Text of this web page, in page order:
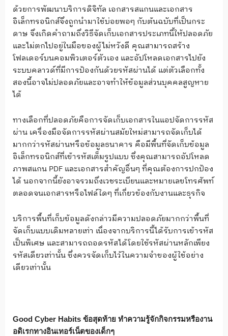
ด้วยการพัฒนาบริการดิจิทัล เอกสารสแกนและเอกสาร
อิเล็กทรอนิกส์จึงถูกนำมาใช้บ่อยพอๆ กับต้นฉบับที่เป็นกระ
ดาษ จึงเกิดคำถามถึงวิธีจัดเก็บเอกสารประเภทนี้ให้ปลอดภัย
และไม่ตกไปอยู่ในมือของผู้ไม่หวังดี คุณสามารถสร้าง
โฟลเดอร์บนคอมพิวเตอร์ตัวเอง และอัปโหลดเอกสารไปยัง
ระบบคลาวด์ที่มีการป้องกันด้วยรหัสผ่านได้ แต่ตัวเลือกทั้ง
สองนี้อาจไม่ปลอดภัยและอาจทำให้ข้อมูลส่วนบุคคลสูญหาย
ได้
ทางเลือกที่ปลอดภัยคือการจัดเก็บเอกสารในแอปจัดการรหัส
ผ่าน เครื่องมือจัดการรหัสผ่านสมัยใหม่สามารถจัดเก็บได้
มากกว่ารหัสผ่านหรือข้อมูลธนาคาร คือมีพื้นที่จัดเก็บข้อมูล
อิเล็กทรอนิกส์ที่เข้ารหัสเต็มรูปแบบ ซึ่งคุณสามารถอัปโหลด
ภาพสแกน PDF และเอกสารสำคัญอื่นๆ ที่คุณต้องการปกป้อง
ได้ นอกจากนี้ยังอาจรวมถึงเวชระเบียนและหมายเลขโทรศัพท์
ตลอดจนเอกสารหรือไฟล์ใดๆ ที่เกี่ยวข้องกับงานและธุรกิจ
บริการพื้นที่เก็บข้อมูลดังกล่าวมีความปลอดภัยมากกว่าพื้นที่
จัดเก็บแบบเดิมหลายเท่า เนื่องจากบริการนี้ได้รับการเข้ารหัส
เป็นพิเศษ และสามารถถอดรหัสได้โดยใช้รหัสผ่านหลักเพียง
รหัสเดียวเท่านั้น ซึ่งควรจัดเก็บไว้ในความจำของผู้ใช้อย่าง
เดียวเท่านั้น
Good Cyber Habits ข้อสุดท้าย ทำความรู้จักกิจกรรมหรืองาน
อดิเรกทางอินเทอร์เน็ตของเด็กๆ